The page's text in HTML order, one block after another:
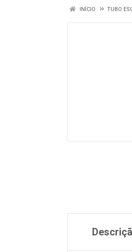
INÍCIO TUBO